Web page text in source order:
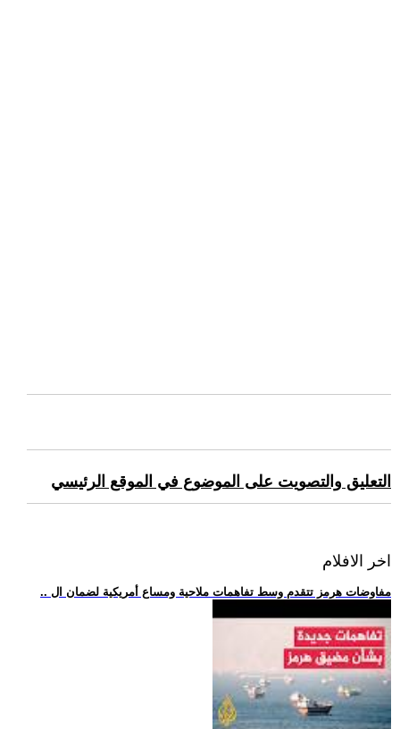
التعليق والتصويت على الموضوع في الموقع الرئيسي
اخر الافلام
.. مفاوضات هرمز تتقدم وسط تفاهمات ملاحية ومساع أمريكية لضمان ال